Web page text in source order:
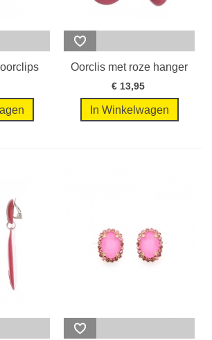
Oorclis met roze hanger
en goud...
€ 13,95
In Winkelwagen